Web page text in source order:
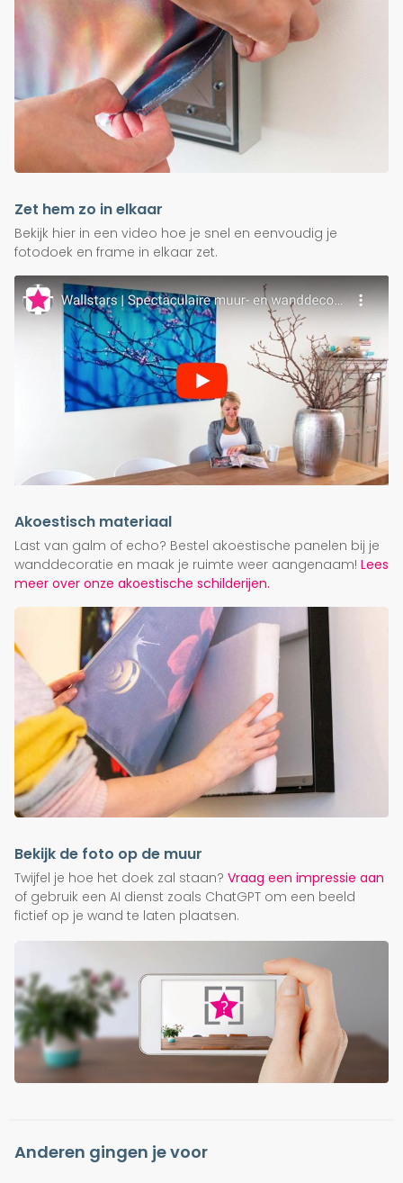
Zet hem zo in elkaar
Bekijk hier in een video hoe je snel en eenvoudig je
fotodoek en frame in elkaar zet.
Akoestisch materiaal
Last van galm of echo? Bestel akoestische panelen bij je
wanddecoratie en maak je ruimte weer aangenaam! Lees
meer over onze akoestische schilderijen.
Bekijk de foto op de muur
Twijfel je hoe het doek zal staan? Vraag een impressie aan
of gebruik een AI dienst zoals ChatGPT om een beeld
fictief op je wand te laten plaatsen.
Anderen gingen je voor